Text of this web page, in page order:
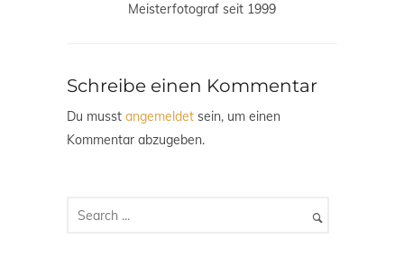
Meisterfotograf seit 1999
Schreibe einen Kommentar
Du musst angemeldet sein, um einen
Kommentar abzugeben.